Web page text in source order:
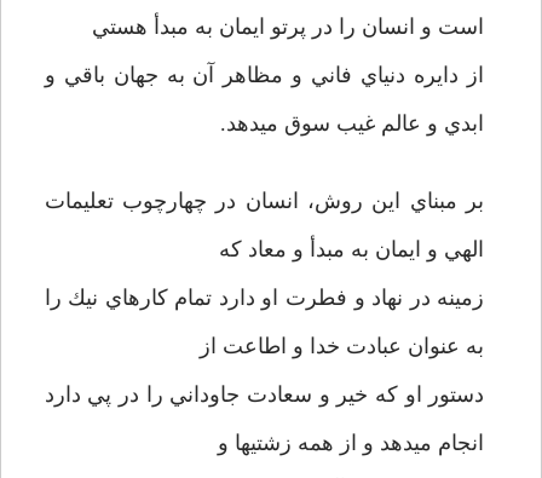
است و انسان را در پرتو ايمان به مبدأ هستي
از دايره دنياي فاني و مظاهر آن به جهان باقي و
ابدي و عالم غيب سوق مي­دهد.
بر مبناي اين روش، انسان در چهارچوب تعليمات
الهي و ايمان به مبدأ و معاد كه
زمينه در نهاد و فطرت او دارد تمام كارهاي نيك را
به عنوان عبادت خدا و اطاعت از
دستور او كه خير و سعادت جاوداني را در پي دارد
انجام مي­دهد و از همه زشتيها و